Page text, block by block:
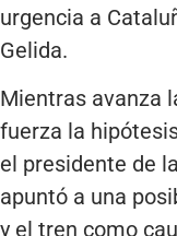
urgencia a
Gelida.
Mientras avanza
fuerza la
el presidente de
apuntó a una
y el tren como